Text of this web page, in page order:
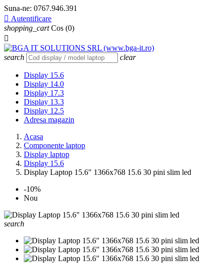
Suna-ne: 0767.946.391
 Autentificare
shopping_cart Cos (0)

search clear
Display 15.6
Display 14.0
Display 17.3
Display 13.3
Display 12.5
Adresa magazin
Acasa
Componente laptop
Display laptop
Display 15.6
Display Laptop 15.6" 1366x768 15.6 30 pini slim led
-10%
Nou
search